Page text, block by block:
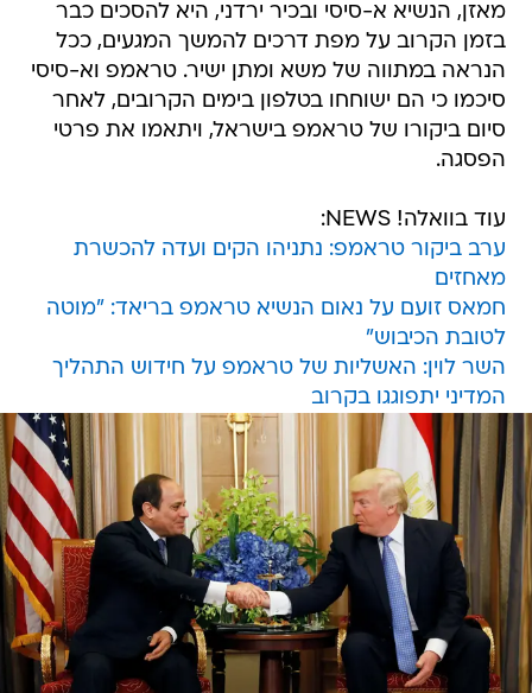
מאזן, הנשיא א-סיסי ובכיר ירדני, היא להסכים כבר
בזמן הקרוב על מפת דרכים להמשך המגעים, ככל
הנראה במתווה של משא ומתן ישיר. טראמפ וא-סיסי
סיכמו כי הם ישוחחו בטלפון בימים הקרובים, לאחר
סיום ביקורו של טראמפ בישראל, ויתאמו את פרטי
הפסגה.
עוד בוואלה! NEWS:
ערב ביקור טראמפ: נתניהו הקים ועדה להכשרת
מאחזים
חמאס זועם על נאום הנשיא טראמפ בריאד: "מוטה
לטובת הכיבוש"
השר לוין: האשליות של טראמפ על חידוש התהליך
המדיני יתפוגגו בקרוב